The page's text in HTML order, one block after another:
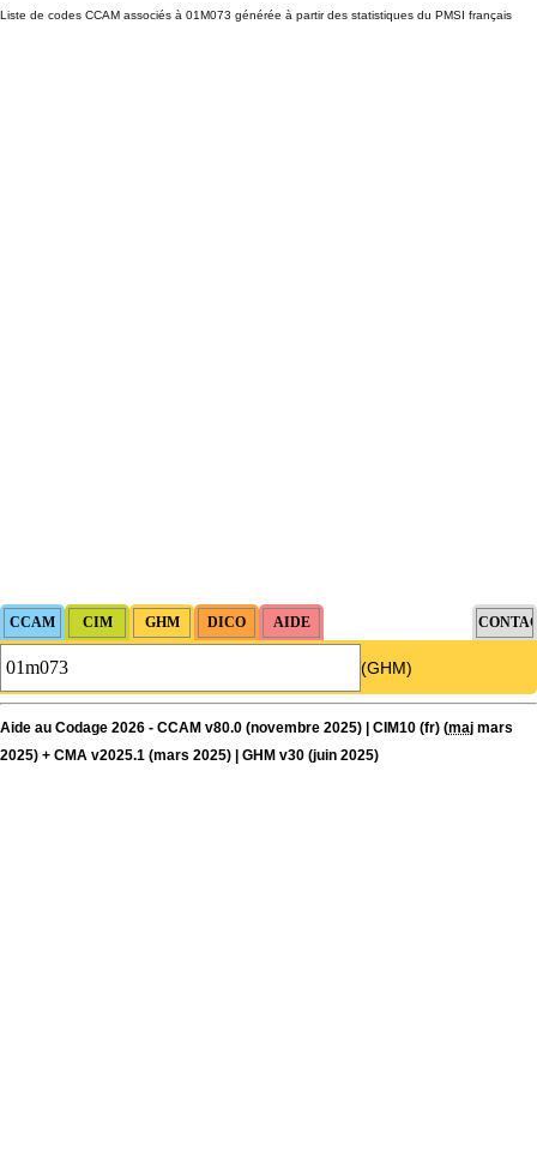
Liste de codes CCAM associés à 01M073 générée à partir des statistiques du PMSI français
(GHM)
Aide au Codage 2026 - CCAM v80.0 (novembre 2025) | CIM10 (fr) (maj mars
2025) + CMA v2025.1 (mars 2025) | GHM v30 (juin 2025)